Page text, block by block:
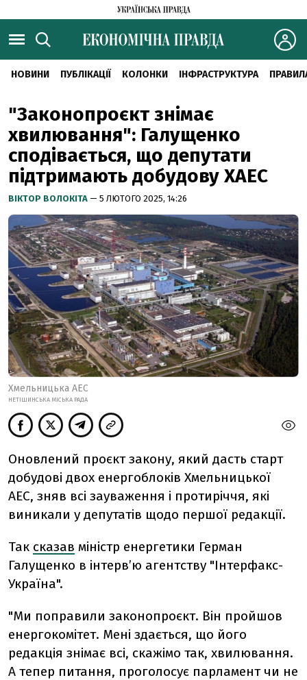
НОВИНИ ПУБЛІКАЦІЇ КОЛОНКИ ІНФРАСТРУКТУРА
"Законопроєкт знімає
хвилювання": Галущенко
сподівається, що депутати
підтримають добудову ХАЕС
ВІКТОР ВОЛОКІТА — 5 ЛЮТОГО 2025, 14:26
Хмельницька АЕС
НЕТІШИНСЬКА МІСЬКА РАДА
Оновлений проєкт закону, який дасть старт
добудові двох енергоблоків Хмельницької
АЕС, зняв всі зауваження і протиріччя, які
виникали у депутатів щодо першої редакції.
Так сказав міністр енергетики Герман
Галущенко в інтерв’ю агентству "Інтерфакс-
Україна".
"Ми поправили законопроєкт. Він пройшов
енергокомітет. Мені здається, що його
редакція знімає всі, скажімо так, хвилювання.
А тепер питання, проголосує парламент чи не